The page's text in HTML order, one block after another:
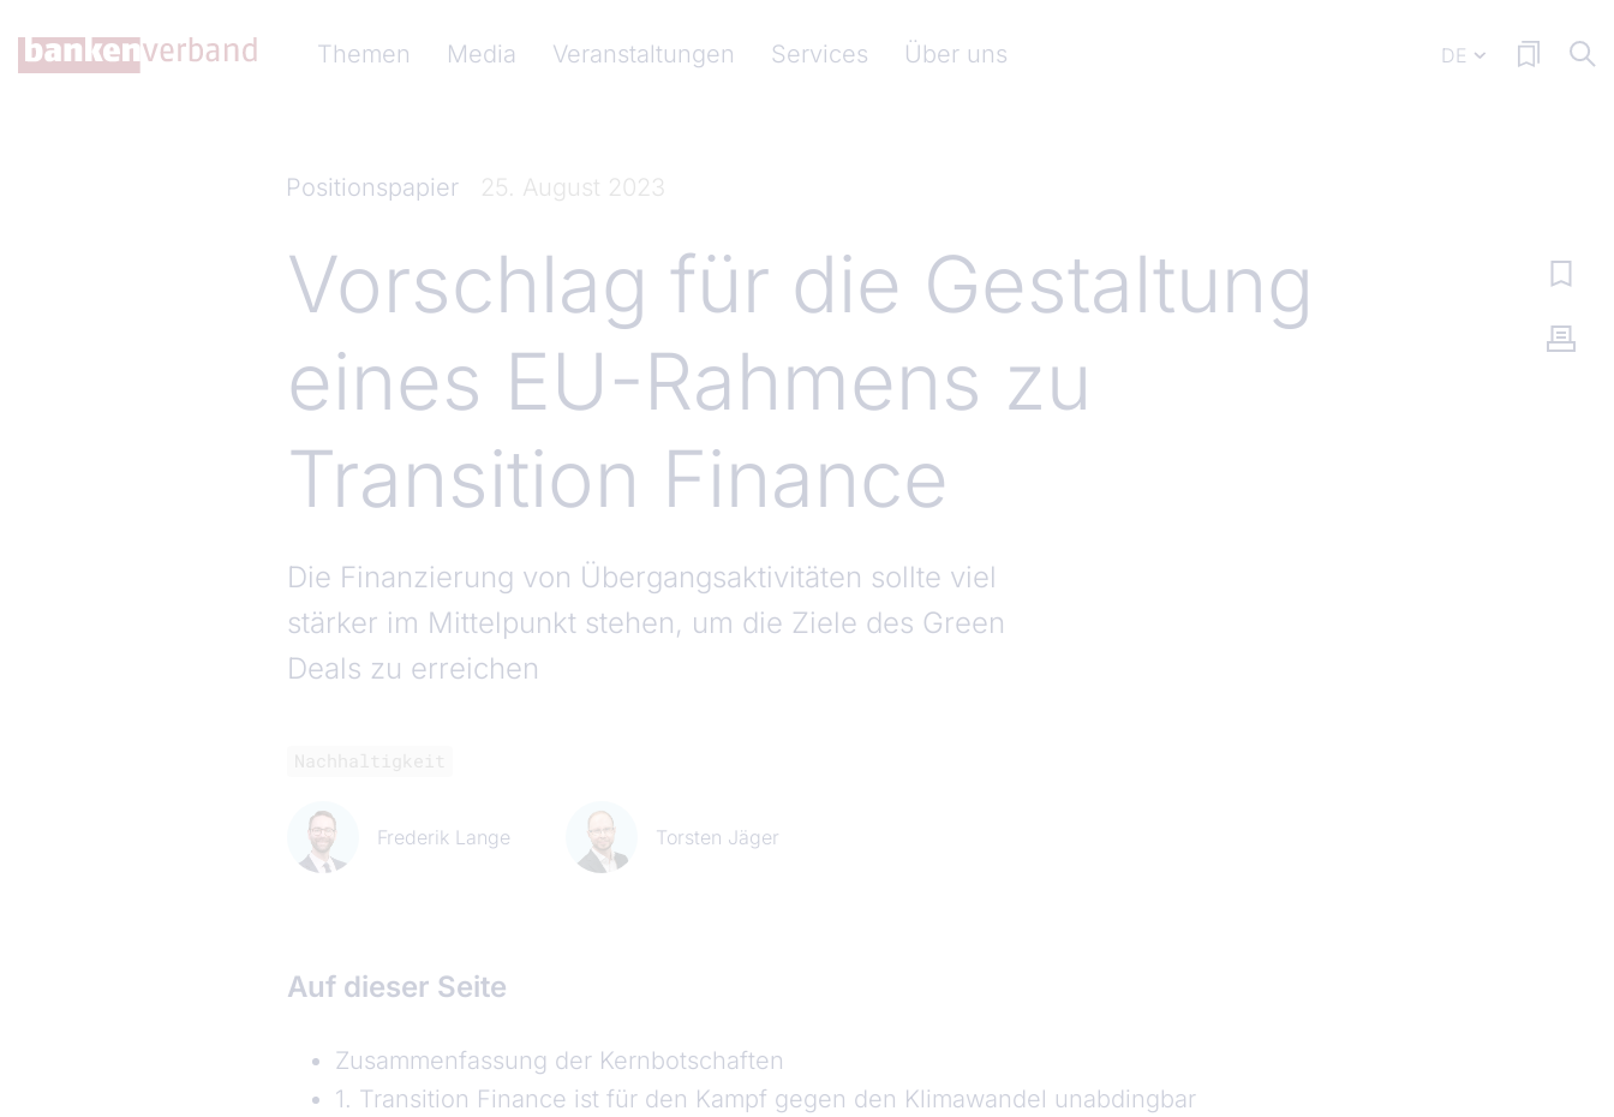
Themen
Media Veranstaltungen Services Über uns DE
Positionspapier 25. August 2023
Vorschlag für die Gestaltung
eines EU-Rahmens zu
Transition Finance
Die Finanzierung von Übergangsaktivitäten sollte viel
stärker im Mittelpunkt stehen, um die Ziele des Green
Deals zu erreichen
Frederik Lange Torsten Jäger
Auf dieser Seite
Zusammenfassung der Kernbotschaften
1. Transition Finance ist für den Kampf gegen den Klimawandel unabdingbar